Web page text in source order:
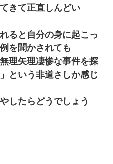
きて正直しんどい
ると自分の身に起こっ
を聞かされても
理矢理凄惨な事件を探
という非道さしか感じ
したらどうでしょう